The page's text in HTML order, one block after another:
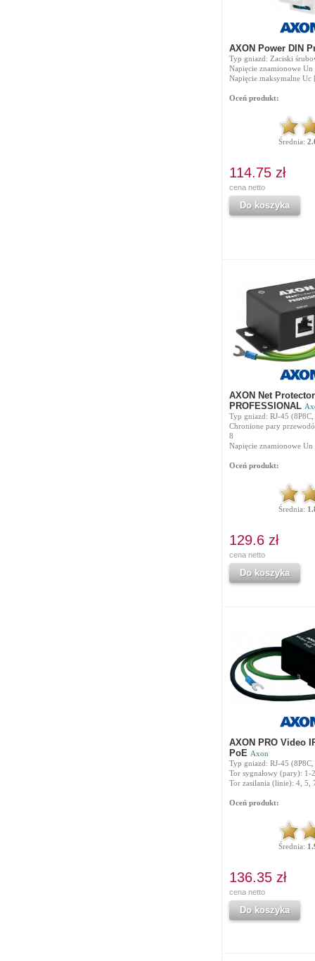
AXON Power DIN
Typ gniazd: Zaciski
Napięcie znamionowe
Napięcie maksymalne
Oceń produkt:
Średnia:
114.75 zł
cena netto
Do koszyka
AXON Net Protector
PROFESSIONAL
Typ gniazd: RJ-45
Chronione pary
8
Napięcie znamionowe
Oceń produkt:
Średnia:
129.6 zł
cena netto
Do koszyka
AXON PRO Video
PoE Axon
Typ gniazd: RJ-45
Tor sygnałowy (pary): 1-
Tor zasilania (linie): 4, 5,
Oceń produkt:
Średnia:
136.35 zł
cena netto
Do koszyka